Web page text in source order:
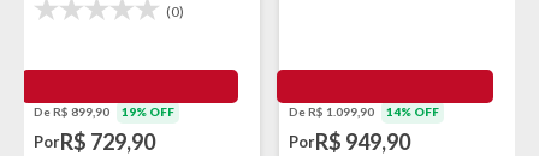
(0)
De R$ 899,90 19% OFF
PorR$ 729,90
De R$ 1.099,90 14% OFF
PorR$ 949,90